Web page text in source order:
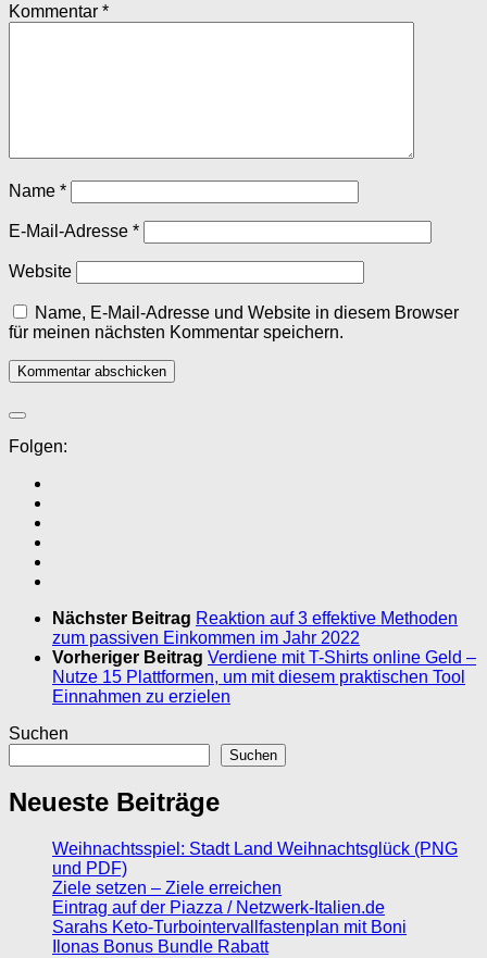
Kommentar *
Name *
E-Mail-Adresse *
Website
Name, E-Mail-Adresse und Website in diesem Browser
für meinen nächsten Kommentar speichern.
Folgen:
Nächster Beitrag Reaktion auf 3 effektive Methoden
zum passiven Einkommen im Jahr 2022
Vorheriger Beitrag Verdiene mit T-Shirts online Geld –
Nutze 15 Plattformen, um mit diesem praktischen Tool
Einnahmen zu erzielen
Suchen
Suchen
Neueste Beiträge
Weihnachtsspiel: Stadt Land Weihnachtsglück (PNG
und PDF)
Ziele setzen – Ziele erreichen
Eintrag auf der Piazza / Netzwerk-Italien.de
Sarahs Keto-Turbointervallfastenplan mit Boni
Ilonas Bonus Bundle Rabatt